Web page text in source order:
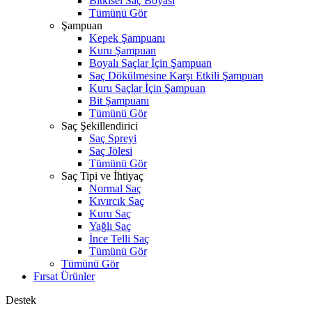
Tümünü Gör
Şampuan
Kepek Şampuanı
Kuru Şampuan
Boyalı Saçlar İçin Şampuan
Saç Dökülmesine Karşı Etkili Şampuan
Kuru Saçlar İçin Şampuan
Bit Şampuanı
Tümünü Gör
Saç Şekillendirici
Saç Spreyi
Saç Jölesi
Tümünü Gör
Saç Tipi ve İhtiyaç
Normal Saç
Kıvırcık Saç
Kuru Saç
Yağlı Saç
İnce Telli Saç
Tümünü Gör
Tümünü Gör
Fırsat Ürünler
Destek